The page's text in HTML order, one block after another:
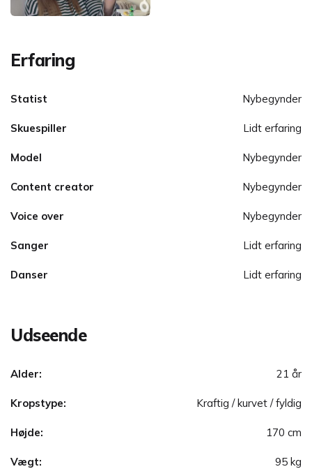
Erfaring
Statist Nybegynder
Skuespiller Lidt erfaring
Model Nybegynder
Content creator Nybegynder
Voice over Nybegynder
Sanger Lidt erfaring
Danser Lidt erfaring
Udseende
Alder: 21 år
Kropstype: Kraftig / kurvet / fyldig
Højde: 170 cm
Vægt: 95 kg